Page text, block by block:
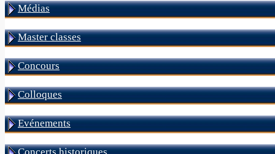
Médias
Master classes
Concours
Colloques
Evénements